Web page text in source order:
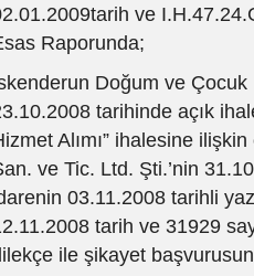
ve
Raporunda;
Doğum ve Çocuk
tarihinde açık
Alımı” ihalesine
ve Tic. Ltd. Şti.’nin
03.11.2008 tarihli
tarih ve 31929
ile şikayet